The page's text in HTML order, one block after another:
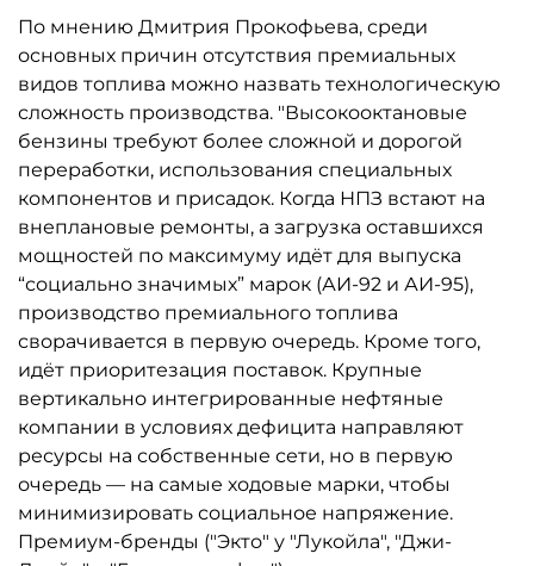
По мнению Дмитрия Прокофьева, среди
основных причин отсутствия премиальных
видов топлива можно назвать технологическую
сложность производства. "Высокооктановые
бензины требуют более сложной и дорогой
переработки, использования специальных
компонентов и присадок. Когда НПЗ встают на
внеплановые ремонты, а загрузка оставшихся
мощностей по максимуму идёт для выпуска
“социально значимых” марок (АИ-92 и АИ-95),
производство премиального топлива
сворачивается в первую очередь. Кроме того,
идёт приоритезация поставок. Крупные
вертикально интегрированные нефтяные
компании в условиях дефицита направляют
ресурсы на собственные сети, но в первую
очередь — на самые ходовые марки, чтобы
минимизировать социальное напряжение.
Премиум-бренды ("Экто" у "Лукойла", "Джи-